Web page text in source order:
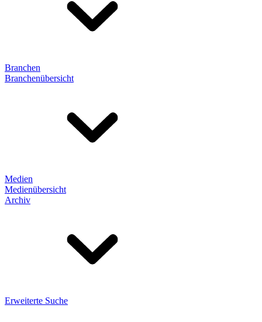
Branchen
Branchenübersicht
Medien
Medienübersicht
Archiv
Erweiterte Suche